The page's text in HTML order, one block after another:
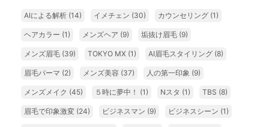
AIによる解析 (14) イメチェン (30) カウンセリング (1)
ヘアカラー (1) メンズヘア (9) 垢抜け眉毛 (9)
メンズ眉毛 (39) TOKYO MX (1) AI眉毛スタイリング (8)
眉毛パーマ (2) メンズ美容 (37) 人の第一印象 (9)
メンズメイク (45) ５時に夢中！ (1) Nスタ (1) TBS (8)
眉毛で印象激変 (24) ビジネスマン (9) ビジネスシーン (1)